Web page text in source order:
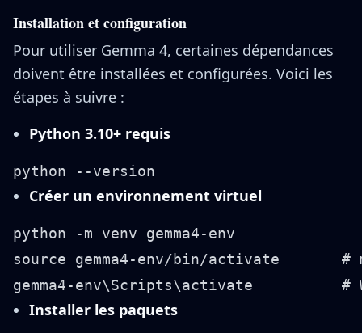
Installation et configuration
Pour utiliser Gemma 4, certaines dépendances
doivent être installées et configurées. Voici les
étapes à suivre :
Python 3.10+ requis
Créer un environnement virtuel
python -m venv gemma4-env
source gemma4-env/bin/activate       #
Installer les paquets